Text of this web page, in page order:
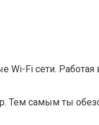
Fi сети. Работая
Тем самым ты